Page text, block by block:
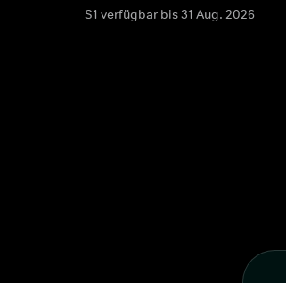
S1 verfügbar bis 31 Aug. 2026